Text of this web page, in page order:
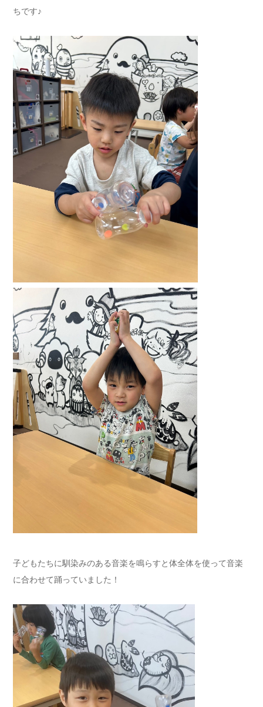
ちです♪
子どもたちに馴染みのある音楽を鳴らすと体全体を使って音楽
に合わせて踊っていました！